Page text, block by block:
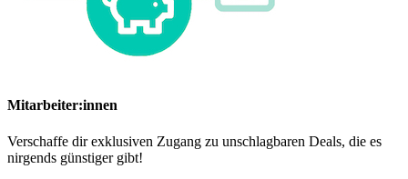
Mitarbeiter:innen
Verschaffe dir exklusiven Zugang zu unschlagbaren Deals, die es
nirgends günstiger gibt!